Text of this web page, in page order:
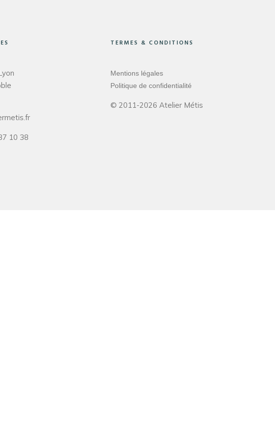
10 38
TERMES & CONDITIONS
Mentions légales
Politique de confidentialité
© 2011-2026 Atelier Métis